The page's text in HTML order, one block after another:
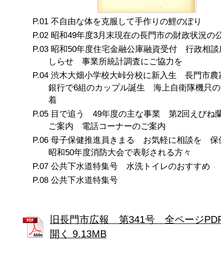
不自由な体を克服して手作りの鯉のぼり
昭和49年度3月末現在の長門市の財政状況の
昭和50年度住宅金融公庫融資受付 行政相談
しらせ 事業所統計調査にご協力を
渋木大畑小学校大峠分校に新入生 長門市農
銀行で6組のカップル誕生 海上自衛隊機只
着
目で追う 49年度の主な事業 第2回えびね
ご案内 電話コーナーのご案内
母子保健推進員きまる お気軽に相談を
昭和50年度消防大会で表彰される方々
公共下水道特集号 水洗トイレのおすすめ
公共下水道特集号
旧長門市広報 第341号 全ページ
開く 9.13MB